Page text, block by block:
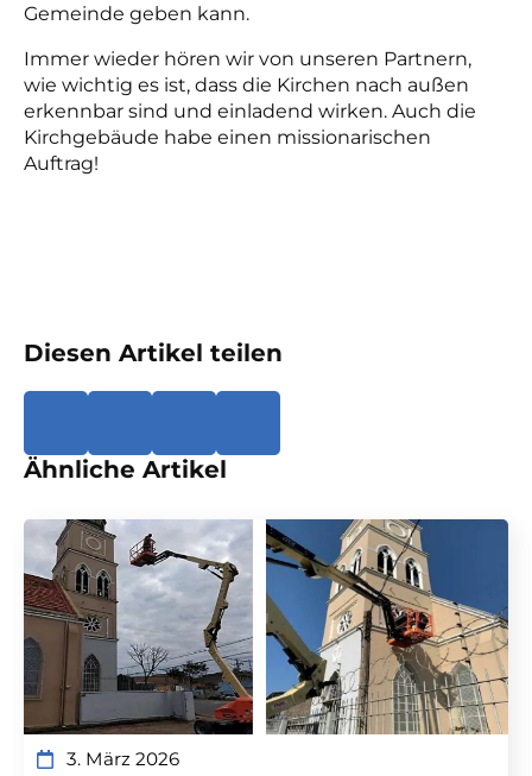
Gemeinde geben kann.
Immer wieder hören wir von unseren Partnern,
wie wichtig es ist, dass die Kirchen nach außen
erkennbar sind und einladend wirken. Auch die
Kirchgebäude habe einen missionarischen
Auftrag!
Diesen Artikel teilen
Ähnliche Artikel
3. März 2026